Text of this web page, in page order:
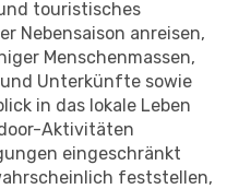
touristisches
Nebensaison anreisen,
Menschenmassen,
Unterkünfte sowie
in das lokale Leben
Aktivitäten
eingeschränkt
feststellen,